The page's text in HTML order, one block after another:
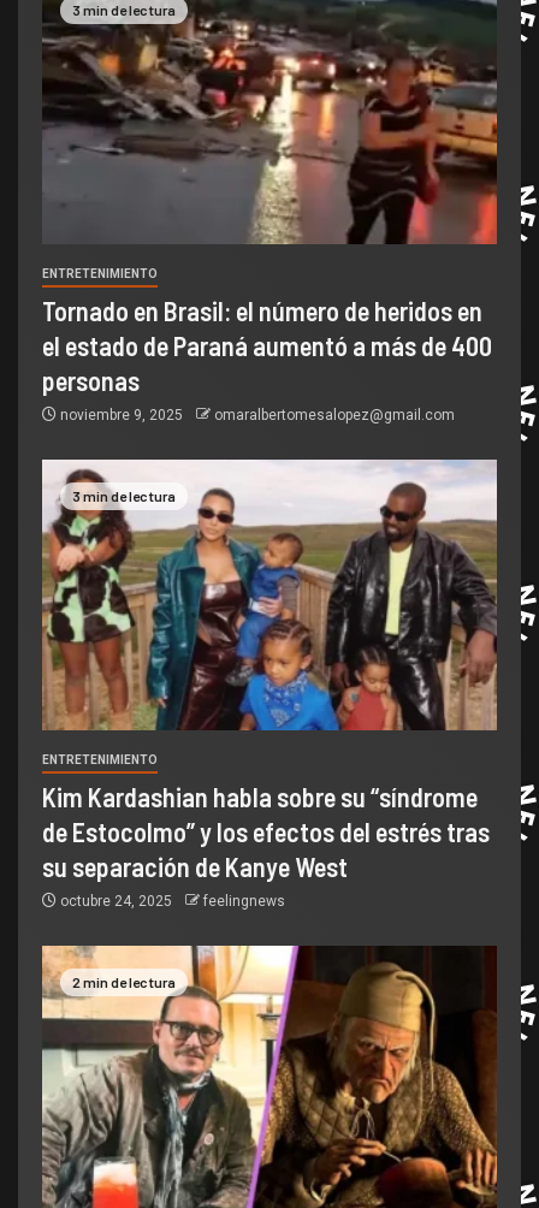
3 min de lectura
ENTRETENIMIENTO
Tornado en Brasil: el número de heridos en
el estado de Paraná aumentó a más de 400
personas
noviembre 9, 2025 omaralbertomesalopez@gmail.com
3 min de lectura
ENTRETENIMIENTO
Kim Kardashian habla sobre su “síndrome
de Estocolmo” y los efectos del estrés tras
su separación de Kanye West
octubre 24, 2025 feelingnews
2 min de lectura